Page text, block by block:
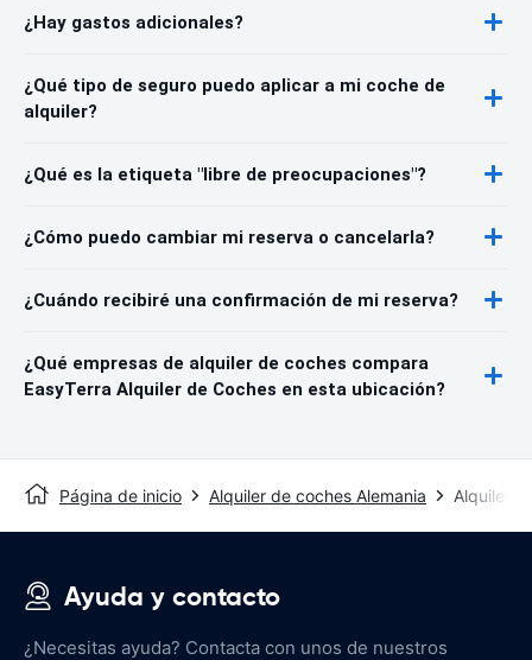
¿Hay gastos adicionales?
¿Qué tipo de seguro puedo aplicar a mi coche de
alquiler?
¿Qué es la etiqueta "libre de preocupaciones"?
¿Cómo puedo cambiar mi reserva o cancelarla?
¿Cuándo recibiré una confirmación de mi reserva?
¿Qué empresas de alquiler de coches compara
EasyTerra Alquiler de Coches en esta ubicación?
Página de inicio Alquiler de coches Alemania Alquiler
Ayuda y contacto
¿Necesitas ayuda? Contacta con unos de nuestros